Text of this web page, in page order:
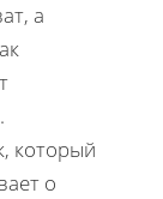
а
который
о